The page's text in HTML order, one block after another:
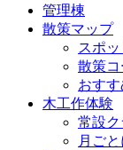
管理棟
散策マップ
スポ
散策
おすす
木工作体験
常設
月ご